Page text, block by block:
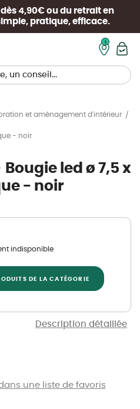
4,90€ ou du retrait en
pratique, efficace.
et aménagement d'intérieur
- noir
Bougie led ø 7,5 x
- noir
Description détaillée
indisponible
DE LA CATÉGORIE
une liste de favoris